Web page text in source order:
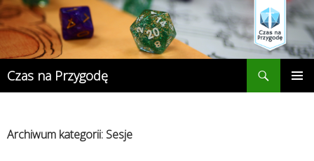
Przejdź
do
treści
Czas na Przygodę
Archiwum kategorii: Sesje